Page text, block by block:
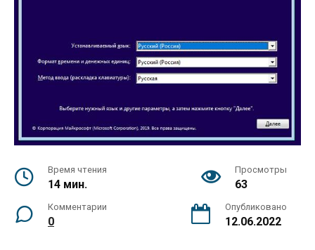
Время чтения
14 мин.
Просмотры
63
Комментарии
0
Опубликовано
12.06.2022